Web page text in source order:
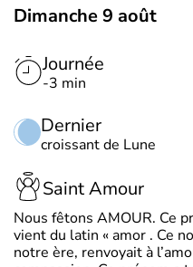
Dimanche 9 août
Journée
-3 min
Dernier
croissant de Lune
Saint Amour
Nous fêtons AMOUR. Ce
vient du latin « amor . Ce
notre ère, renvoyait à